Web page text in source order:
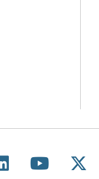
Facebook
us onus on
Follow